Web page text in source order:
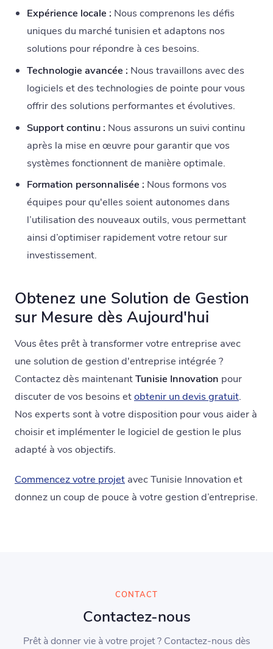
Expérience locale : Nous comprenons les défis
uniques du marché tunisien et adaptons nos
solutions pour répondre à ces besoins.
Technologie avancée : Nous travaillons avec des
logiciels et des technologies de pointe pour vous
offrir des solutions performantes et évolutives.
Support continu : Nous assurons un suivi continu
après la mise en œuvre pour garantir que vos
systèmes fonctionnent de manière optimale.
Formation personnalisée : Nous formons vos
équipes pour qu'elles soient autonomes dans
l’utilisation des nouveaux outils, vous permettant
ainsi d’optimiser rapidement votre retour sur
investissement.
Obtenez une Solution de Gestion
sur Mesure dès Aujourd'hui
Vous êtes prêt à transformer votre entreprise avec
une solution de gestion d'entreprise intégrée ?
Contactez dès maintenantTunisie Innovation pour
discuter de vos besoins etobtenir un devis gratuit.
Nos experts sont à votre disposition pour vous aider à
choisir et implémenter le logiciel de gestion le plus
adapté à vos objectifs.
Commencez votre projet avec Tunisie Innovation et
donnez un coup de pouce à votre gestion d’entreprise.
CONTACT
Contactez-nous
Prêt à donner vie à votre projet ? Contactez-nous dès